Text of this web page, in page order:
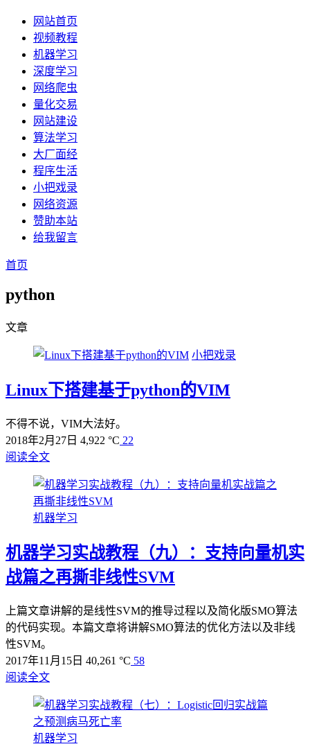
网站首页
视频教程
机器学习
深度学习
网络爬虫
量化交易
网站建设
算法学习
大厂面经
程序生活
小把戏录
网络资源
赞助本站
给我留言
首页
python
文章
小把戏录
Linux下搭建基于python的VIM
不得不说，VIM大法好。
2018年2月27日 4,922 °C 22
阅读全文
机器学习
机器学习实战教程（九）：支持向量机实
战篇之再撕非线性SVM
上篇文章讲解的是线性SVM的推导过程以及简化版SMO算法
的代码实现。本篇文章将讲解SMO算法的优化方法以及非线
性SVM。
2017年11月15日 40,261 °C 58
阅读全文
机器学习